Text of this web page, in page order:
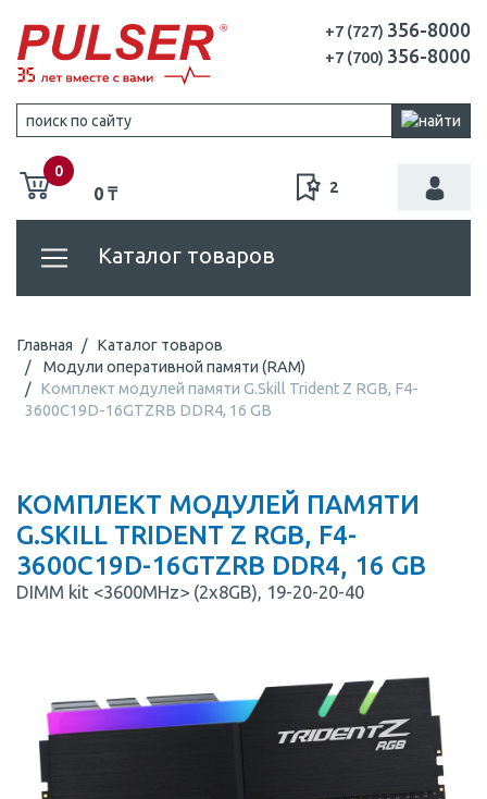
+7 (727) 356-8000
+7 (700) 356-8000
0
0 ₸ 2
Каталог товаров
Главная
Каталог товаров
Модули оперативной памяти (RAM)
Комплект модулей памяти G.Skill Trident Z RGB, F4-
3600C19D-16GTZRB DDR4, 16 GB
КОМПЛЕКТ МОДУЛЕЙ ПАМЯТИ
G.SKILL TRIDENT Z RGB, F4-
3600C19D-16GTZRB DDR4, 16 GB
DIMM kit <3600MHz> (2x8GB), 19-20-20-40